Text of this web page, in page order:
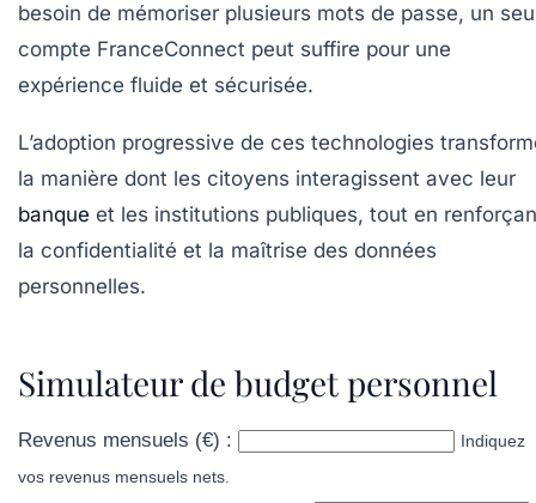
besoin de mémoriser plusieurs mots de passe, un
compte FranceConnect peut suffire pour une
expérience fluide et sécurisée.
L’adoption progressive de ces technologies
la manière dont les citoyens interagissent avec leur
banque et les institutions publiques, tout en
la confidentialité et la maîtrise des données
personnelles.
Simulateur de budget personnel
Revenus mensuels (€) :
Indiquez
vos revenus mensuels nets.